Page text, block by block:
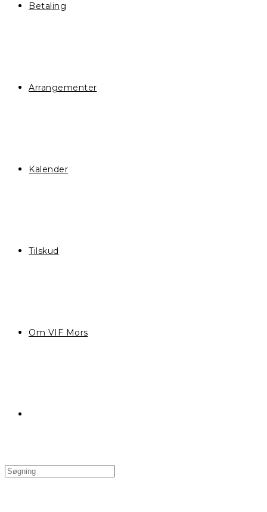
Betaling
Arrangementer
Kalender
Tilskud
Om VIF Mors
Search
this